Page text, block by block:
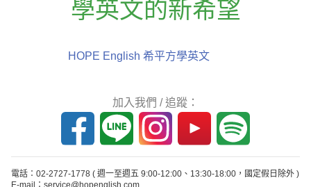
學英文的新希望
HOPE English 希平方學英文
加入我們 / 追蹤：
電話：02-2727-1778 ( 週一至週五 9:00-12:00、13:30-18:00，國定假日除外 )
E-mail：service@hopenglish.com